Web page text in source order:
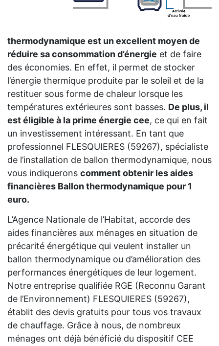
thermodynamique est un excellent moyen de
réduire sa consommation d’énergie et de faire
des économies. En effet, il permet de stocker
l’énergie thermique produite par le soleil et de la
restituer sous forme de chaleur lorsque les
températures extérieures sont basses. De plus, il
est éligible à la prime énergie cee, ce qui en fait
un investissement intéressant. En tant que
professionnel FLESQUIERES (59267), spécialiste
de l’installation de ballon thermodynamique, nous
vous indiquerons comment obtenir les aides
financières Ballon thermodynamique pour 1
euro.
L’Agence Nationale de l’Habitat, accorde des
aides financières aux ménages en situation de
précarité énergétique qui veulent installer un
ballon thermodynamique ou d’amélioration des
performances énergétiques de leur logement.
Notre entreprise qualifiée RGE (Reconnu Garant
de l’Environnement) FLESQUIERES (59267),
établit des devis gratuits pour tous vos travaux
de chauffage. Grâce à nous, de nombreux
ménages ont déjà bénéficié du dispositif CEE